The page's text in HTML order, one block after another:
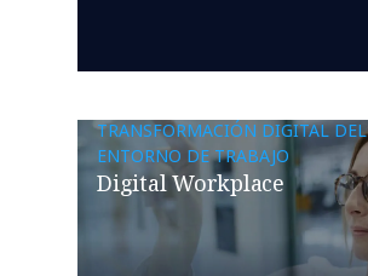
TRANSFORMACIÓN DIGITAL DEL
ENTORNO DE TRABAJO
Digital Workplace